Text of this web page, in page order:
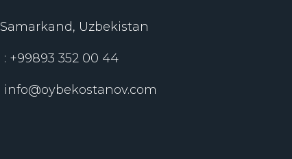
Samarkand, Uzbekistan
: +99893 352 00 44
info@oybekostanov.com